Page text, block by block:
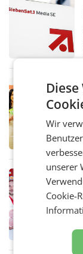
Wir
unserer
Cookie-